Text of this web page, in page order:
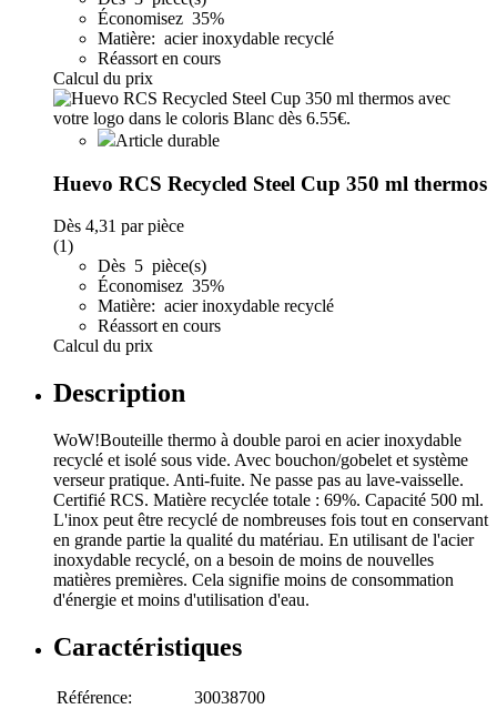
Économisez 35%
Matière: acier inoxydable recyclé
Réassort en cours
Calcul du prix
Article durable
Huevo RCS Recycled Steel Cup 350 ml thermos
Dès 4,31 par pièce
(1)
Dès 5 pièce(s)
Économisez 35%
Matière: acier inoxydable recyclé
Réassort en cours
Calcul du prix
Description
WoW!Bouteille thermo à double paroi en acier inoxydable
recyclé et isolé sous vide. Avec bouchon/gobelet et système
verseur pratique. Anti-fuite. Ne passe pas au lave-vaisselle.
Certifié RCS. Matière recyclée totale : 69%. Capacité 500 ml.
L'inox peut être recyclé de nombreuses fois tout en conservant
en grande partie la qualité du matériau. En utilisant de l'acier
inoxydable recyclé, on a besoin de moins de nouvelles
matières premières. Cela signifie moins de consommation
d'énergie et moins d'utilisation d'eau.
Caractéristiques
Référence:
30038700